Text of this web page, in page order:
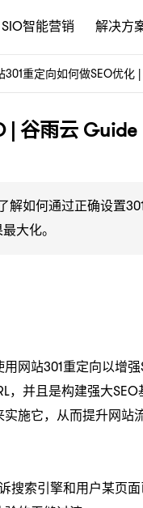
SIO智能营销 解决方
301重定向如何做SEO优化
| 谷雨云 Guide
解如何通过正确设置
大化。
网站301重定向以增
，并且是构建强大
施它，从而提升网站
搜索引擎和用户某页